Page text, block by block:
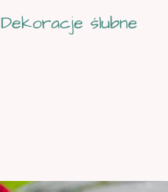
Dekoracje ślubne